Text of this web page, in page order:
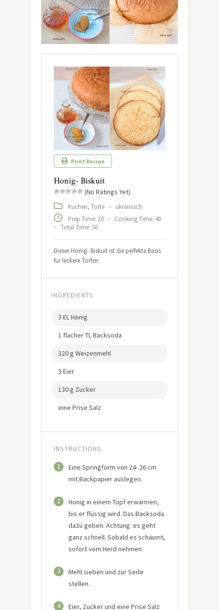
Print Recipe
Honig- Biskuit
(No Ratings Yet)
Kuchen, Torte – ukrainisch
Prep Time: 10 – Cooking Time: 40
– Total Time: 50
Dieser Honig- Biskuit ist die perfekte Basis
für leckere Torten
INGREDIENTS
3 EL Honig
1 flacher TL Backsoda
320 g Weizenmehl
3 Eier
130 g Zucker
eine Prise Salz
INSTRUCTIONS
1
Eine Springform von 24- 26 cm
mit Backpapier auslegen.
2
Honig in einem Topf erwärmen,
bis er flüssig wird. Das Backsoda
dazu geben. Achtung: es geht
ganz schnell. Sobald es schäumt,
sofort vom Herd nehmen.
3
Mehl sieben und zur Seite
stellen.
4 Eier, Zucker und eine Prise Salz